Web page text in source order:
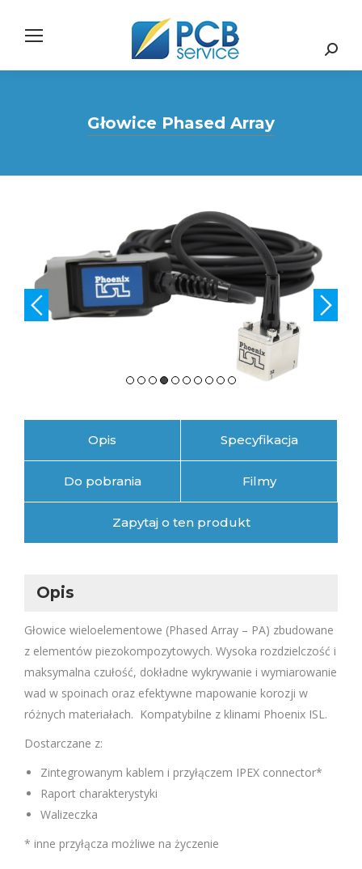
Search:
Głowice Phased Array
Opis Specyfikacja
Do pobrania Filmy
Zapytaj o ten produkt
Opis
Głowice wieloelementowe (Phased Array – PA) zbudowane
z elementów piezokompozytowych. Wysoka rozdzielczość i
maksymalna czułość, dokładne wykrywanie i wymiarowanie
wad w spoinach oraz efektywne mapowanie korozji w
różnych materiałach. Kompatybilne z klinami Phoenix ISL.
Dostarczane z:
Zintegrowanym kablem i przyłączem IPEX connector*
Raport charakterystyki
Walizeczka
* inne przyłącza możliwe na życzenie